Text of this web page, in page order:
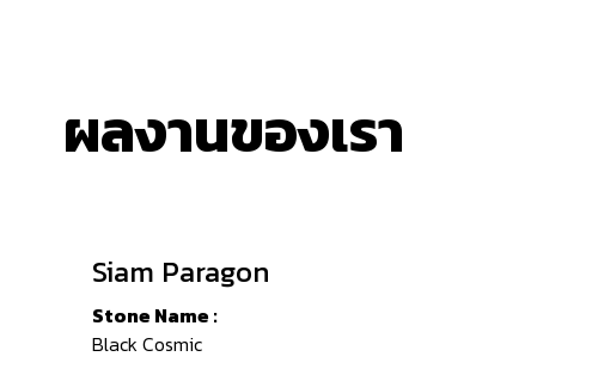
ผลงานของเรา
Siam Paragon
Stone Name :
Black Cosmic